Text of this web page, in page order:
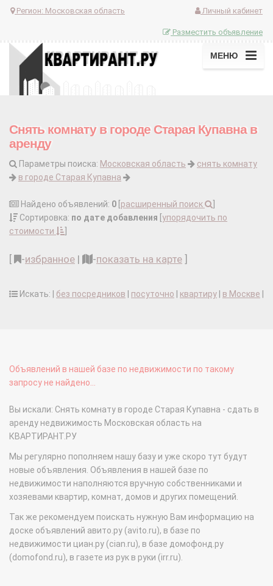
Регион: Московская область Личный кабинет
Разместить объявление
МЕНЮ
Снять комнату в городе Старая Купавна в
аренду
Параметры поиска: Московская область
снять комнату
в городе Старая Купавна
Найдено объявлений: 0 расширенный поиск
Сортировка: по дате добавления упорядочить по
стоимости
-избранное | -показать на карте
Искать: | без посредников посуточно квартиру в Москве
Объявлений в нашей базе по недвижимости по такому
запросу не найдено...
Вы искали: Снять комнату в городе Старая Купавна - сдать в
аренду недвижимость Московская область на
КВАРТИРАНТ.РУ
Мы регулярно пополняем нашу базу и уже скоро тут будут
новые объявления. Объявления в нашей базе по
недвижимости наполняются вручную собственниками и
хозяевами квартир, комнат, домов и других помещений.
Так же рекомендуем поискать нужную Вам информацию на
доске объявлений авито.ру (avito.ru), в базе по
недвижимости циан.ру (cian.ru), в базе домофонд.ру
(domofond.ru), в газете из рук в руки (irr.ru).